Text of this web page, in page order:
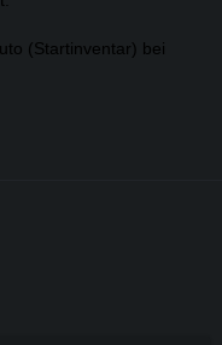
(Startinventar) bei